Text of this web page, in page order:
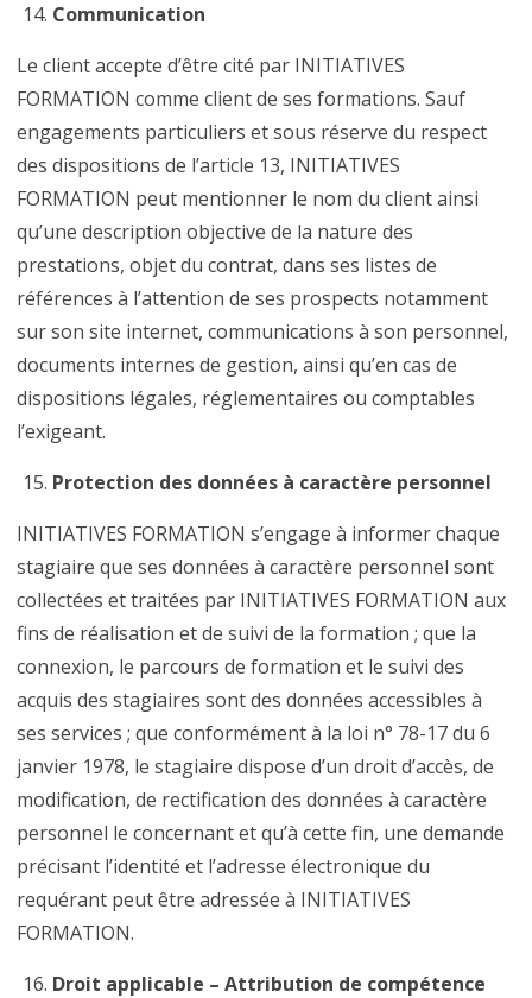
Communication
Le client accepte d’être cité par INITIATIVES
FORMATION comme client de ses formations. Sauf
engagements particuliers et sous réserve du respect
des dispositions de l’article 13, INITIATIVES
FORMATION peut mentionner le nom du client ainsi
qu’une description objective de la nature des
prestations, objet du contrat, dans ses listes de
références à l’attention de ses prospects notamment
sur son site internet, communications à son personnel,
documents internes de gestion, ainsi qu’en cas de
dispositions légales, réglementaires ou comptables
l’exigeant.
Protection des données à caractère personnel
INITIATIVES FORMATION s’engage à informer chaque
stagiaire que ses données à caractère personnel sont
collectées et traitées par INITIATIVES FORMATION aux
fins de réalisation et de suivi de la formation ; que la
connexion, le parcours de formation et le suivi des
acquis des stagiaires sont des données accessibles à
ses services ; que conformément à la loi n° 78-17 du 6
janvier 1978, le stagiaire dispose d’un droit d’accès, de
modification, de rectification des données à caractère
personnel le concernant et qu’à cette fin, une demande
précisant l’identité et l’adresse électronique du
requérant peut être adressée à INITIATIVES
FORMATION.
Droit applicable – Attribution de compétence